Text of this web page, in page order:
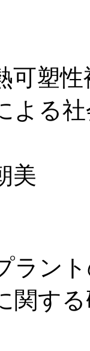
可塑
よる
美
ラン
関す